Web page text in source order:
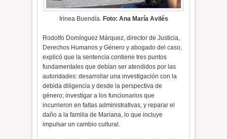
Irinea Buendía. Foto: Ana María Avilés
Rodolfo Domínguez Márquez, director de Justicia,
Derechos Humanos y Género y abogado del caso,
explicó que la sentencia contiene tres puntos
fundamentales que debían ser atendidos por las
autoridades: desarrollar una investigación con la
debida diligencia y desde la perspectiva de
género; investigar a los funcionarios que
incurrieron en faltas administrativas, y reparar el
daño a la familia de Mariana, lo que incluye
impulsar un cambio cultural.